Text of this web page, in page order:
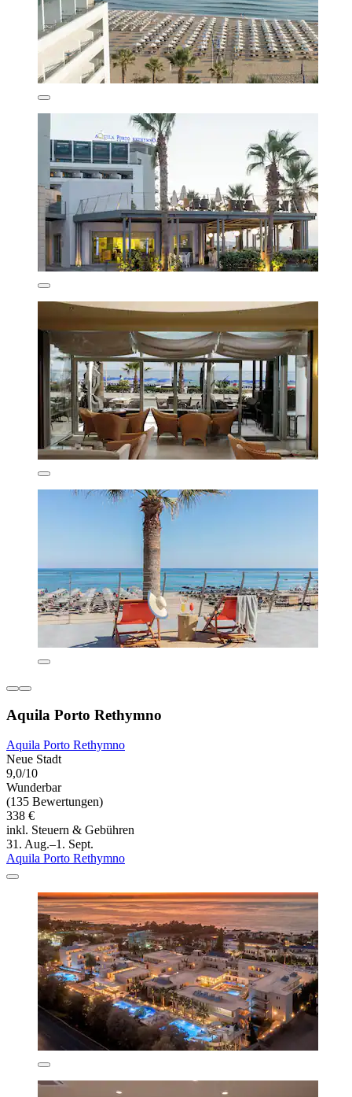
Aquila Porto Rethymno
Aquila Porto Rethymno
Neue Stadt
9,0/10
Wunderbar
(135 Bewertungen)
338 €
inkl. Steuern & Gebühren
31. Aug.–1. Sept.
Aquila Porto Rethymno